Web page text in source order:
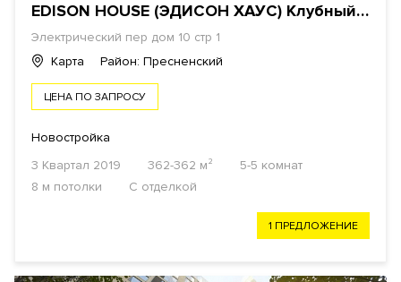
EDISON HOUSE (ЭДИСОН ХАУС) Клубный дом
Электрический пер дом 10 стр 1
Карта
Район: Пресненский
ЦЕНА ПО ЗАПРОСУ
Новостройка
3 Квартал 2019
362-362 м²
5-5 комнат
8 м потолки
С отделкой
1 ПРЕДЛОЖЕНИЕ